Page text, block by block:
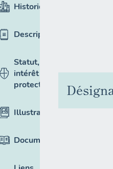
Historique
Description
Statut,
intérêt et
protection
Illustrations
Documentation